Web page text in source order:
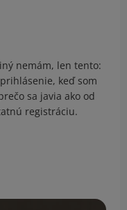
nemám, len tento:
keď som
sa javia ako od
registráciu.